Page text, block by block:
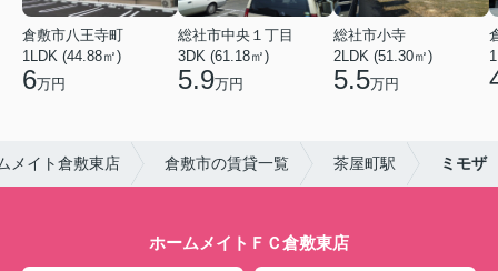
倉敷市八王寺町
1LDK (44.88㎡)
6万円
総社市中央１丁目
3DK (61.18㎡)
5.9万円
総社市小寺
2LDK (51.30㎡)
5.5万円
メイト倉敷東店 倉敷市の賃貸一覧 茶屋町駅 ミモザ
ホームメイトＦＣ倉敷東店